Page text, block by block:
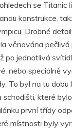
se Titanic
konstrukce,
Drobné
věnována
jednotlivá
nebo speciálně
To byl na tu dobu
které
první třídy
místnosti byly